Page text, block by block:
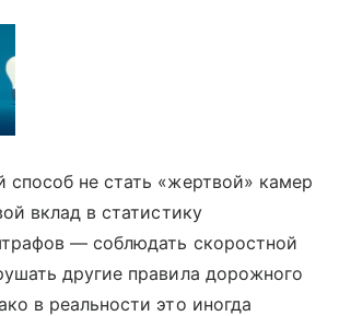
не стать «жертвой» камер
вклад в статистику
— соблюдать скоростной
другие правила дорожного
в реальности это иногда